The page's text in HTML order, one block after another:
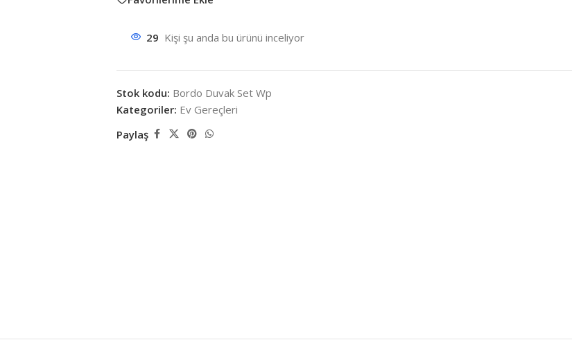
29 Kişi şu anda bu ürünü inceliyor
Stok kodu: Bordo Duvak Set Wp
Kategoriler: Ev Gereçleri
Paylaş